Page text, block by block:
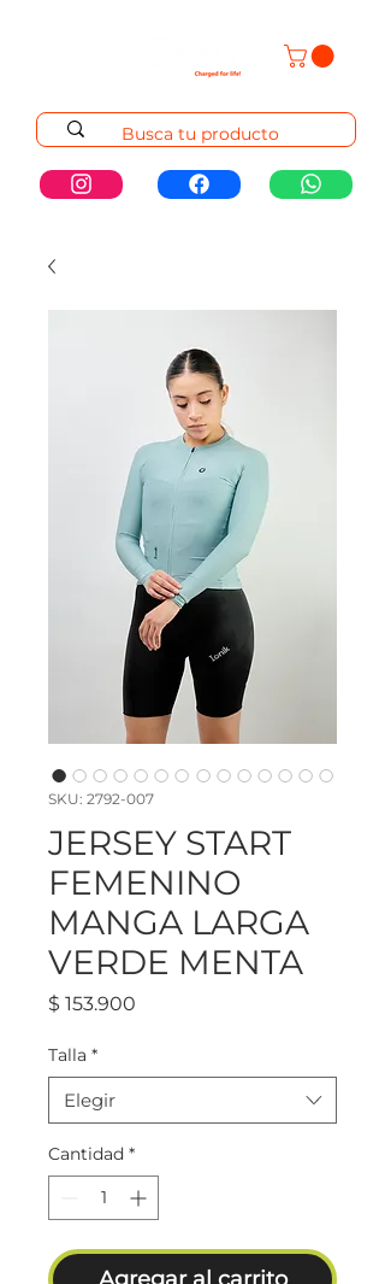
SKU: 2792-007
JERSEY START
FEMENINO
MANGA LARGA
VERDE MENTA
$ 153.900
Talla *
Elegir
Cantidad *